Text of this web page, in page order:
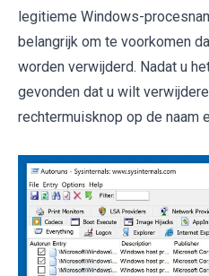
legitieme Windows-
belangrijk om te voorkomen
worden verwijderd. Nadat u
gevonden dat u wilt
rechtermuisknop op de naam